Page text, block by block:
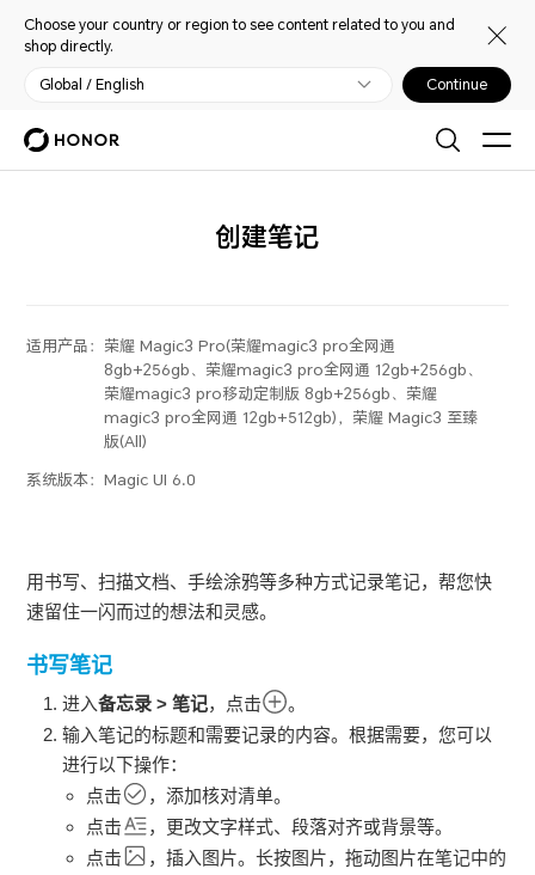
Choose your country or region to see content related to you and
shop directly.
Global / English Continue
创建笔记
适用产品： 荣耀 Magic3 Pro(荣耀magic3 pro全网通
8gb+256gb、荣耀magic3 pro全网通 12gb+256gb、
荣耀magic3 pro移动定制版 8gb+256gb、荣耀
magic3 pro全网通 12gb+512gb)，荣耀 Magic3 至臻
版(All)
系统版本：Magic UI 6.0
用书写、扫描文档、手绘涂鸦等多种方式记录笔记，帮您快
速留住一闪而过的想法和灵感。
书写笔记
进入备忘录 >笔记，点击
。
输入笔记的标题和需要记录的内容。根据需要，您可以
进行以下操作：
点击
，添加核对清单。
点击
，更改文字样式、段落对齐或背景等。
点击
，插入图片。长按图片，拖动图片在笔记中的